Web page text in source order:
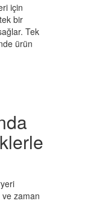
için
bir
Tek
ürün
ve zaman